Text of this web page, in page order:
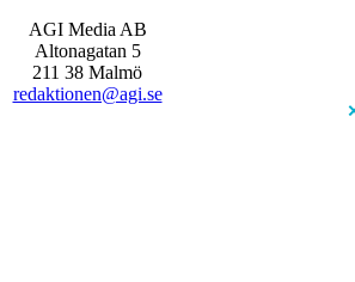
AGI Media AB
Altonagatan 5
211 38 Malmö
redaktionen@agi.se